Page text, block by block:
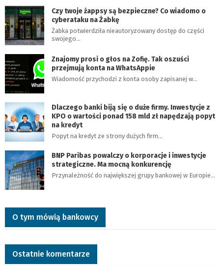
Czy twoje żappsy są bezpieczne? Co wiadomo o
cyberataku na Żabkę
Żabka potwierdziła nieautoryzowany dostęp do części
swojego…
Znajomy prosi o głos na Zofię. Tak oszuści
przejmują konta na WhatsAppie
Wiadomość przychodzi z konta osoby zapisanej w…
Dlaczego banki biją się o duże firmy. Inwestycje z
KPO o wartości ponad 158 mld zł napędzają popyt
na kredyt
Popyt na kredyt ze strony dużych firm…
BNP Paribas powalczy o korporacje i inwestycje
strategiczne. Ma mocną konkurencję
Przynależność do największej grupy bankowej w Europie…
O tym mówią bankowcy
Ostatnie komentarze